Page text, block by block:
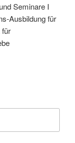
Seminare I
Ausbildung für
für